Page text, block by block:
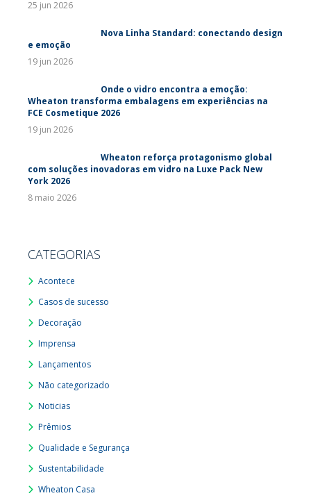
25 jun 2026
Nova Linha Standard: conectando design
e emoção
19 jun 2026
Onde o vidro encontra a emoção:
Wheaton transforma embalagens em experiências na
FCE Cosmetique 2026
19 jun 2026
Wheaton reforça protagonismo global
com soluções inovadoras em vidro na Luxe Pack New
York 2026
8 maio 2026
CATEGORIAS
Acontece
Casos de sucesso
Decoração
Imprensa
Lançamentos
Não categorizado
Noticias
Prêmios
Qualidade e Segurança
Sustentabilidade
Wheaton Casa